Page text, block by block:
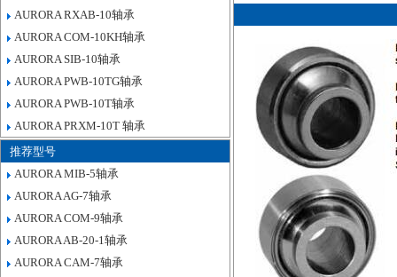
AURORA RXAB-10轴承
AURORA COM-10KH轴承
AURORA SIB-10轴承
AURORA PWB-10TG轴承
AURORA PWB-10T轴承
AURORA PRXM-10T 轴承
推荐型号
AURORA MIB-5轴承
AURORA AG-7轴承
AURORA COM-9轴承
AURORA AB-20-1轴承
AURORA CAM-7轴承